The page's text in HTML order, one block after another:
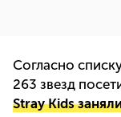
Согласно
263 звезд
Stray Kids